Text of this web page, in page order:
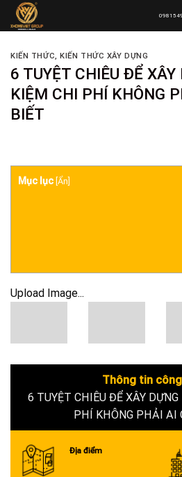
Skip
KIẾN THỨC,KIẾN THỨC XÂY DỰNG
6 TUYỆT CHIÊU ĐỂ
KIỆM CHI PHÍ KHÔNG
BIẾT
Mục lục Ẩn
Upload Image...
Thông tin
6 TUYỆT CHIÊU ĐỂ XÂY
PHÍ KHÔNG PHẢI AI
Địa điểm